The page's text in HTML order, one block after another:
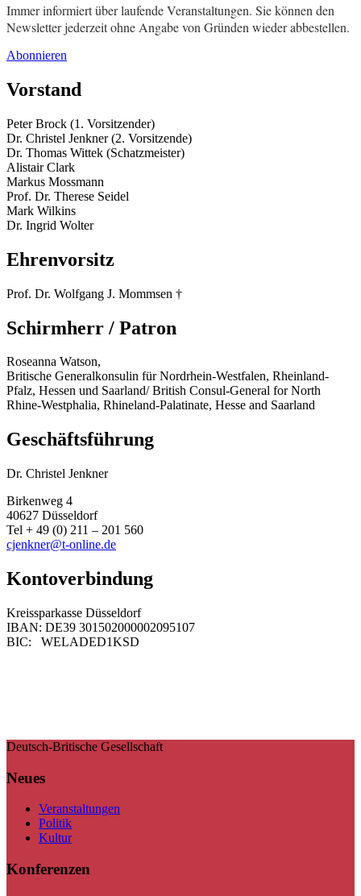
Immer informiert über laufende Veranstaltungen. Sie können den
Newsletter jederzeit ohne Angabe von Gründen wieder abbestellen.
Abonnieren
Vorstand
Peter Brock (1. Vorsitzender)
Dr. Christel Jenkner (2. Vorsitzende)
Dr. Thomas Wittek (Schatzmeister)
Alistair Clark
Markus Mossmann
Prof. Dr. Therese Seidel
Mark Wilkins
Dr. Ingrid Wolter
Ehrenvorsitz
Prof. Dr. Wolfgang J. Mommsen †
Schirmherr / Patron
Roseanna Watson,
Britische Generalkonsulin für Nordrhein-Westfalen, Rheinland-
Pfalz, Hessen und Saarland/ British Consul-General for North
Rhine-Westphalia, Rhineland-Palatinate, Hesse and Saarland
Geschäftsführung
Dr. Christel Jenkner
Birkenweg 4
40627 Düsseldorf
Tel + 49 (0) 211 – 201 560
cjenkner@t-online.de
Kontoverbindung
Kreissparkasse Düsseldorf
IBAN: DE39 301502000002095107
BIC: WELADED1KSD
Deutsch-Britische Gesellschaft
Neues
Veranstaltungen
Politik
Kultur
Konferenzen